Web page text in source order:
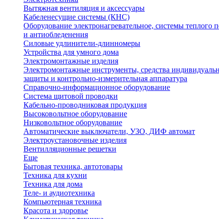
Вытяжная вентиляция и аксессуары
Кабеленесущие системы (КНС)
Оборудование электронагревательное, системы теплого
и антиобледенения
Силовые удлинители-длинномеры
Устройства для умного дома
Электромонтажные изделия
Электромонтажные инструменты, средства
защиты и контрольно-измерительная аппаратура
Справочно-информационное оборудование
Система щитовой проводки
Кабельно-проводниковая продукция
Высоковольтное оборудование
Низковольтное оборудование
Автоматические выключатели, УЗО, ДИФ автомат
Электроустановочные изделия
Вентилляционные решетки
Еще
Бытовая техника, автотовары
Техника для кухни
Техника для дома
Теле- и аудиотехника
Компьютерная техника
Красота и здоровье